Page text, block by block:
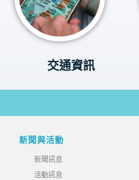
交通資訊
新聞與活動
新聞訊息
活動訊息